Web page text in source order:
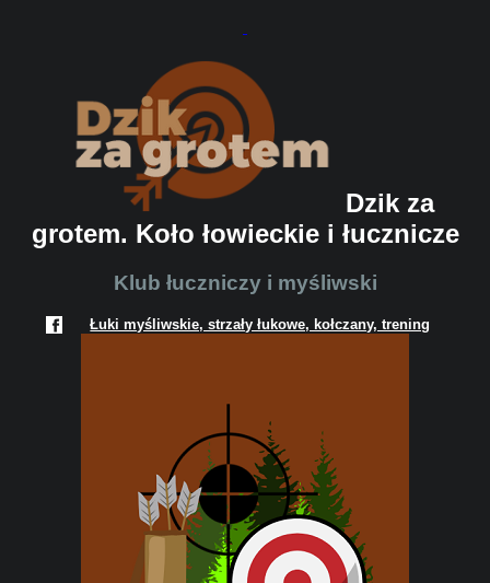
Dzik za
grotem. Koło łowieckie i łucznicze
Klub łuczniczy i myśliwski
Łuki myśliwskie, strzały łukowe, kołczany, trening